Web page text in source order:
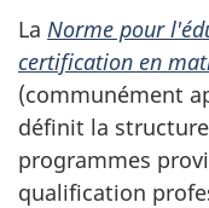
La Norme pour
certification en
(communément
définit la
programmes
qualification